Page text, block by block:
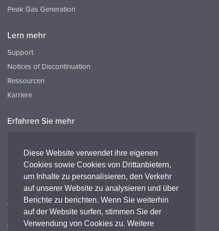
Diese Website verwendet ihre eigenen
Cookies sowie Cookies von Drittanbietern,
um Inhalte zu personalisieren, den Verkehr
auf unserer Website zu analysieren und über
Berichte zu berichten. Wenn Sie weiterhin
auf der Website surfen, stimmen Sie der
Verwendung von Cookies zu. Weitere
Peak Gas Generation
Lern mehr
Support
Notices of Discontinuation
Ressourcen
Karriere
Erfahren Sie mehr
FAQ's
Peak HQ tel:+44 141 812 8100
Peak GmbH tel:+49 (0) 2421 694 5811
Verbinde dich mit uns